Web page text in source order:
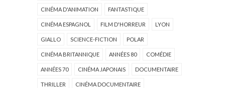
CINÉMA D'ANIMATION FANTASTIQUE
CINÉMA ESPAGNOL FILM D'HORREUR LYON
GIALLO SCIENCE-FICTION POLAR
CINÉMA BRITANNIQUE ANNÉES 80 COMÉDIE
ANNÉES 70 CINÉMA JAPONAIS DOCUMENTAIRE
THRILLER CINÉMA DOCUMENTAIRE